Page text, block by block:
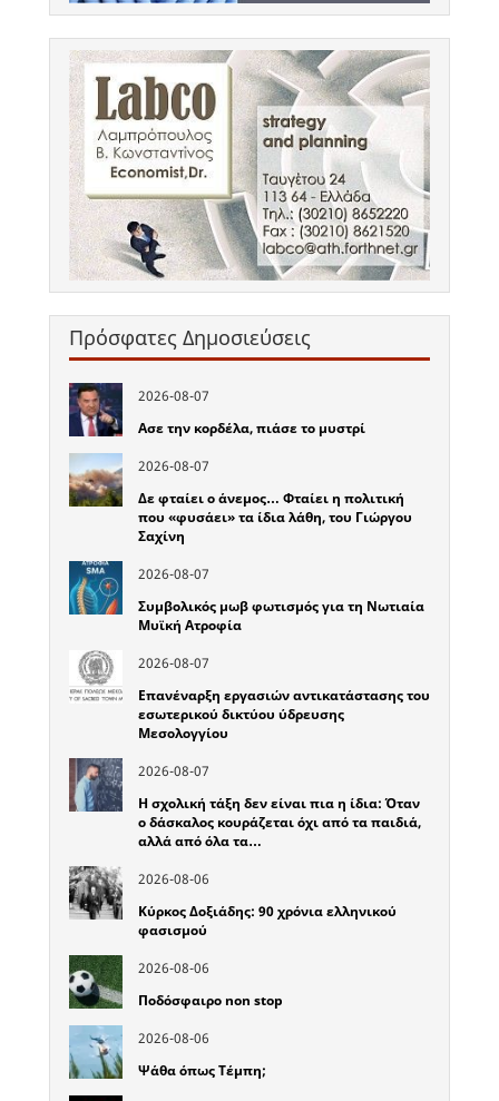
Πρόσφατες Δημοσιεύσεις
2026-08-07
Ασε την κορδέλα, πιάσε το μυστρί
2026-08-07
Δε φταίει ο άνεμος… Φταίει η πολιτική
που «φυσάει» τα ίδια λάθη, του Γιώργου
Σαχίνη
2026-08-07
Συμβολικός μωβ φωτισμός για τη Νωτιαία
Μυϊκή Ατροφία
2026-08-07
Επανέναρξη εργασιών αντικατάστασης του
εσωτερικού δικτύου ύδρευσης
Μεσολογγίου
2026-08-07
Η σχολική τάξη δεν είναι πια η ίδια: Όταν
ο δάσκαλος κουράζεται όχι από τα παιδιά,
αλλά από όλα τα…
2026-08-06
Κύρκος Δοξιάδης: 90 χρόνια ελληνικού
φασισμού
2026-08-06
Ποδόσφαιρο non stop
2026-08-06
Ψάθα όπως Τέμπη;